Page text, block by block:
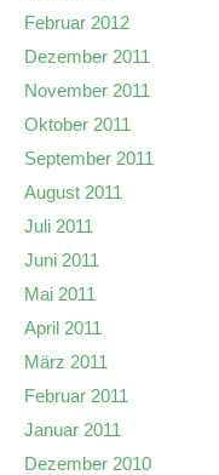
Februar 2012
Dezember 2011
November 2011
Oktober 2011
September 2011
August 2011
Juli 2011
Juni 2011
Mai 2011
April 2011
März 2011
Februar 2011
Januar 2011
Dezember 2010